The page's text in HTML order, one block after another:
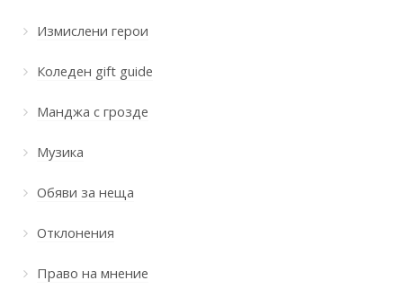
Измислени герои
Коледен gift guide
Манджа с грозде
Музика
Обяви за неща
Отклонения
Право на мнение